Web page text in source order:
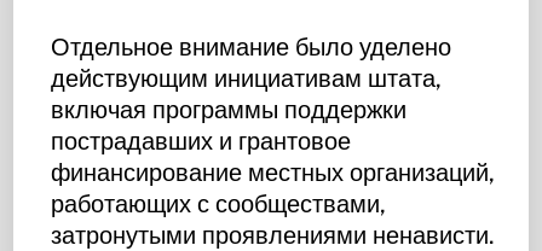
Отдельное внимание было уделено
действующим инициативам штата,
включая программы поддержки
пострадавших и грантовое
финансирование местных организаций,
работающих с сообществами,
затронутыми проявлениями ненависти.